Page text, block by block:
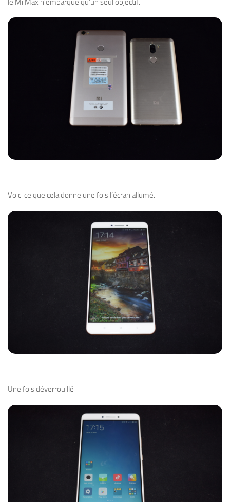
Voici ce que cela donne une fois l’écran allumé.
Une fois déverrouillé